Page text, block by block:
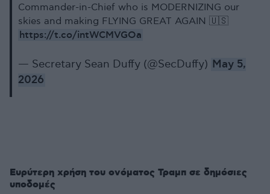
Commander-in-Chief who is MODERNIZING our
skies and making FLYING GREAT AGAIN 🇺🇸
https://t.co/intWCMVGOa
— Secretary Sean Duffy (@SecDuffy) May 5,
2026
Ευρύτερη χρήση του ονόματος Τραμπ σε δημόσιες
υποδομές